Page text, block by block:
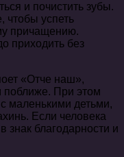
и почистить зубы.
чтобы успеть
причащению.
приходить без
«Отче наш»,
поближе. При этом
маленькими детьми,
Если человека
знак благодарности и